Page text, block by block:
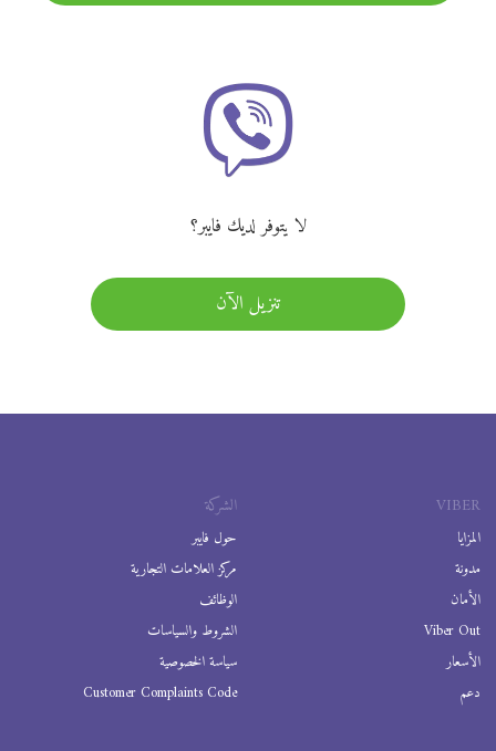
لا يتوفر لديك فايبر؟
تنزيل الآن
VIBER
المزايا
مدونة
الأمان
Viber Out
الأسعار
دعم
الشركة
حول فايبر
مركز العلامات التجارية
الوظائف
الشروط والسياسات
سياسة الخصوصية
Customer Complaints Code